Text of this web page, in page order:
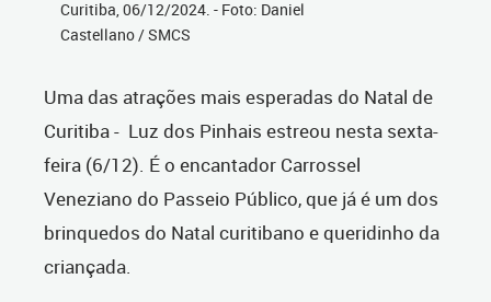
Curitiba, 06/12/2024. - Foto: Daniel
Castellano / SMCS
Uma das atrações mais esperadas do Natal de
Curitiba - Luz dos Pinhais estreou nesta sexta-
feira (6/12). É o encantador Carrossel
Veneziano do Passeio Público, que já é um dos
brinquedos do Natal curitibano e queridinho da
criançada.